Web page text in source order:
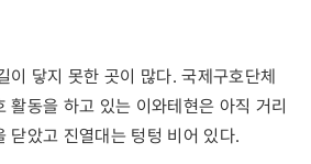
이 닿지 못한 곳이 많다. 국제구호단체
활동을 하고 있는 이와테현은 아직 거리
닫았고 진열대는 텅텅 비어 있다.